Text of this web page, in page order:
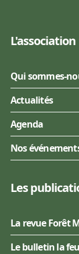
L'association
Qui sommes-
Actualités
Agenda
Nos
Les
La revue Forêt
Le bulletin la